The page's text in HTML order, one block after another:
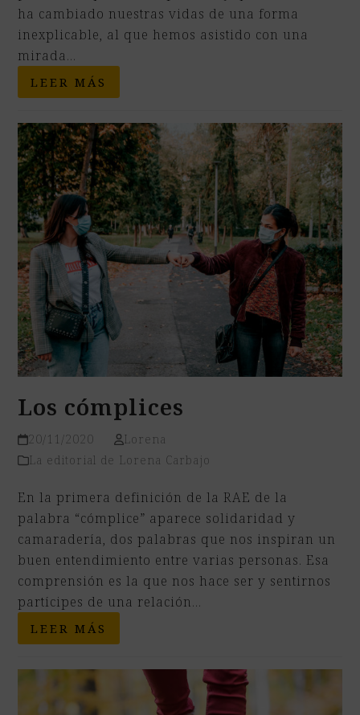
ha cambiado nuestras vidas de una forma
inexplicable, al que hemos asistido con una
mirada…
LEER MÁS
Los cómplices
20/11/2020
Lorena
La editorial de Lorena Carbajo
En la primera definición de la RAE de la
palabra “cómplice” aparece solidaridad y
camaradería, dos palabras que nos inspiran un
buen entendimiento entre varias personas. Esa
comprensión es la que nos hace ser y sentirnos
partícipes de una relación…
LEER MÁS